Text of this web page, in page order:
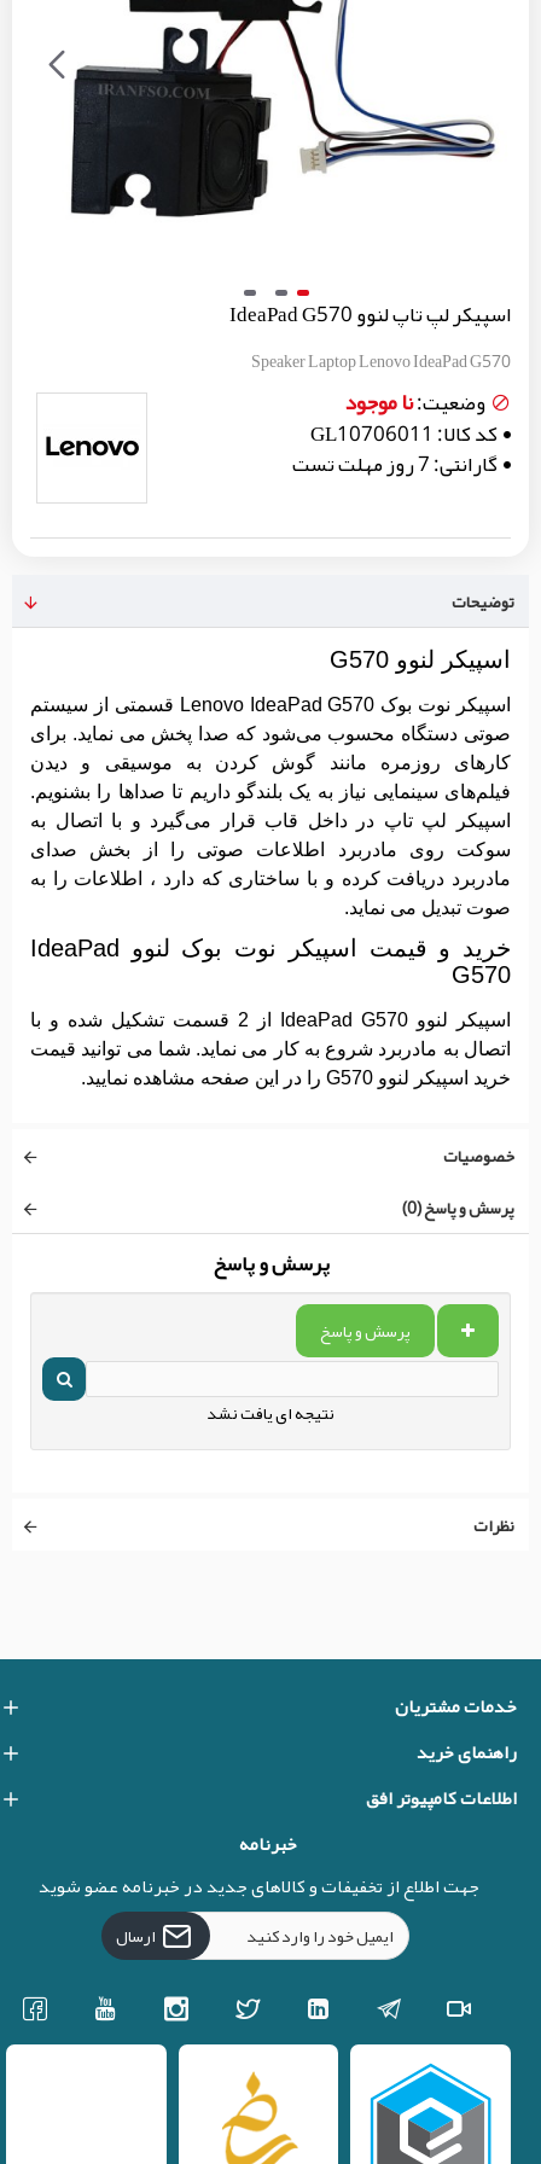
اسپیکر لپ تاپ لنوو IdeaPad G570
Speaker Laptop Lenovo IdeaPad G570
وضعیت:نا موجود
کد کالا: GL10706011
گارانتی:7 روز مهلت تست
توضیحات
اسپیکر لنوو G570
اسپیکر نوت بوک Lenovo IdeaPad G570 قسمتی از سیستم
صوتی دستگاه محسوب می‌شود که صدا پخش می نماید. برای
کارهای روزمره مانند گوش کردن به موسیقی و دیدن
فیلم‌های سینمایی نیاز به یک بلندگو داریم تا صداها را بشنویم.
اسپیکر لپ تاپ در داخل قاب قرار می‌گیرد و با اتصال به
سوکت روی مادربرد اطلاعات صوتی را از بخش صدای
مادربرد دریافت کرده و با ساختاری که دارد ، اطلاعات را به
صوت تبدیل می نماید.
خرید و قیمت اسپیکر نوت بوک لنوو IdeaPad
G570
اسپیکر لنوو IdeaPad G570 از 2 قسمت تشکیل شده و با
اتصال به مادربرد شروع به کار می نماید. شما می توانید قیمت
خرید اسپیکر لنوو G570 را در این صفحه مشاهده نمایید.
خصوصیات
پرسش و پاسخ (0)
پرسش و پاسخ
پرسش و پاسخ
نتیجه ای یافت نشد
نظرات
خدمات مشتریان
راهنمای خرید
اطلاعات کامپیوتر افق
خبرنامه
جهت اطلاع از تخفیفات و کالاهای جدید در خبرنامه عضو شوید
ارسال